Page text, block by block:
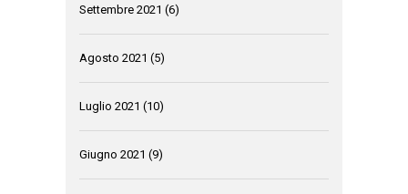
Settembre 2021 (6)
Agosto 2021 (5)
Luglio 2021 (10)
Giugno 2021 (9)